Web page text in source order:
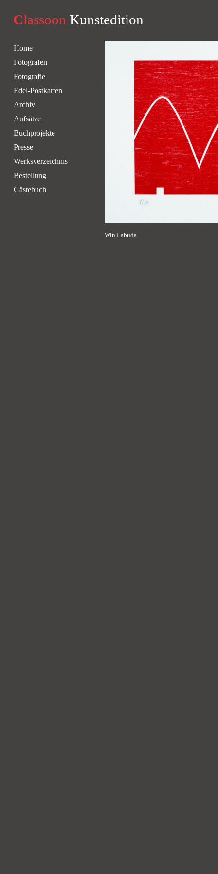
Classoon Kunstedition
Home
Fotografen
Fotografie
Edel-Postkarten
Archiv
Aufsätze
Buchprojekte
Presse
Werksverzeichnis
Bestellung
Gästebuch
Win Labuda